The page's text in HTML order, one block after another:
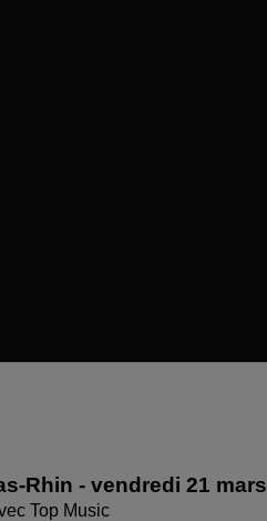
Rhin - vendredi 21 mars
Top Music